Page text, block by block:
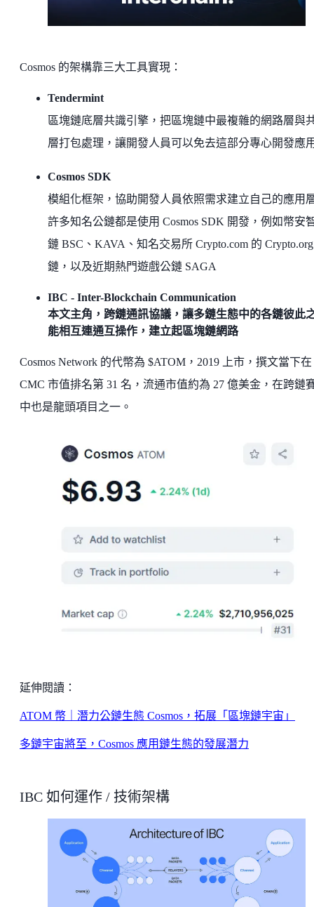
Cosmos 的架構靠三大工具實現：
Tendermint
區塊鏈底層共識引擎，把區塊鏈中最複雜的網路層與
層打包處理，讓開發人員可以免去這部分專心開發應
Cosmos SDK
模組化框架，協助開發人員依照需求建立自己的應用
許多知名公鏈都是使用 Cosmos SDK 開發，例如幣安
鏈 BSC、KAVA、知名交易所 Crypto.com 的 Crypto.org
鏈，以及近期熱門遊戲公鏈 SAGA
IBC - Inter-Blockchain Communication
本文主角，跨鏈通訊協議，讓多鏈生態中的各鏈彼此
能相互連通互操作，建立起區塊鏈網路
Cosmos Network 的代幣為 $ATOM，2019 上市，撰文當下在
CMC 市值排名第 31 名，流通市值約為 27 億美金，在跨鏈
中也是龍頭項目之一。
延伸閱讀：
ATOM 幣｜潛力公鏈生態 Cosmos，拓展「區塊鏈宇宙」
多鏈宇宙將至，Cosmos 應用鏈生態的發展潛力
IBC 如何運作 / 技術架構